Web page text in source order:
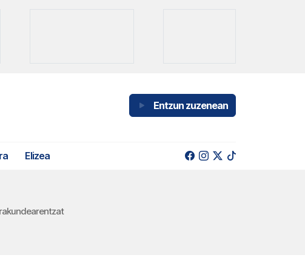
Entzun zuzenean
Elizea